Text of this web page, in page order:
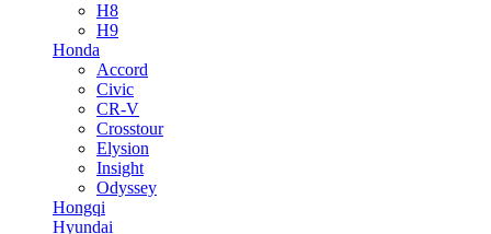
H8
H9
Honda
Accord
Civic
CR-V
Crosstour
Elysion
Insight
Odyssey
Hongqi
Hyundai